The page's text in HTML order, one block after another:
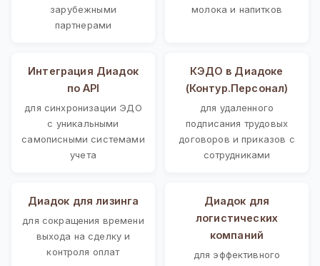
зарубежными
партнерами
молока и напитков
Интеграция Диадок
по API
для синхронизации ЭДО
с уникальными
самописными системами
учета
КЭДО в Диадоке
(Контур.Персонал)
для удаленного
подписания трудовых
договоров и приказов с
сотрудниками
Диадок для лизинга
для сокращения времени
выхода на сделку и
контроля оплат
Диадок для
логистических
компаний
для эффективного